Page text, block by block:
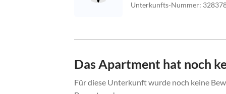
Unterkunfts-Nummer:
Das Apartment hat noch
Für diese Unterkunft wurde noch keine